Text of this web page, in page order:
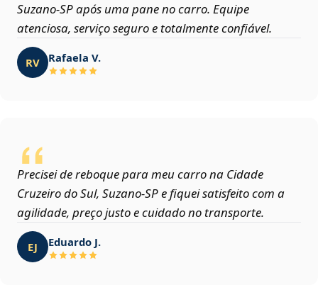
Suzano‑SP após uma pane no carro. Equipe
atenciosa, serviço seguro e totalmente confiável.
RV Rafaela V.
Precisei de reboque para meu carro na Cidade
Cruzeiro do Sul, Suzano‑SP e fiquei satisfeito com a
agilidade, preço justo e cuidado no transporte.
EJ Eduardo J.